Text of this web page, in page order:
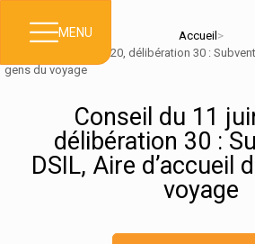
MENU Accueil >
Conseil du 11 juin 2020, délibération 30 :
gens du voyage
Conseil du 11
délibération 30 :
DSIL, Aire d’accueil
voyage